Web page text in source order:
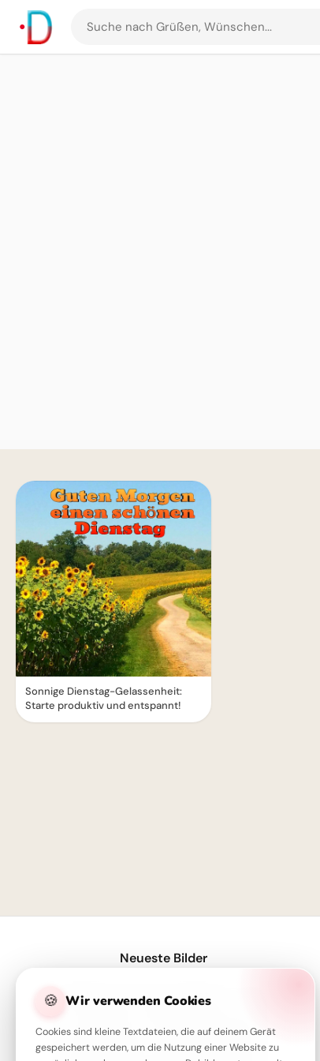
Suche
nach
Sonnige Dienstag-Gelassenheit:
Starte produktiv und entspannt!
🍪 Wir verwenden Cookies
Cookies sind kleine Textdateien, die auf deinem Gerät
gespeichert werden, um die Nutzung einer Website zu
Neueste Bilder
Ein Super-Start in die Schule! Tolle Bilder für Pinterest zum Teilen.